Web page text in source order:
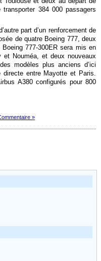
384 000 passagers
part d’un renforcement de
de quatre Boeing 777, deux
777-300ER sera mis en
et Nouméa, et deux nouveaux
modèles plus anciens d’ici
entre Mayotte et Paris.
A380 configurés pour 800
»